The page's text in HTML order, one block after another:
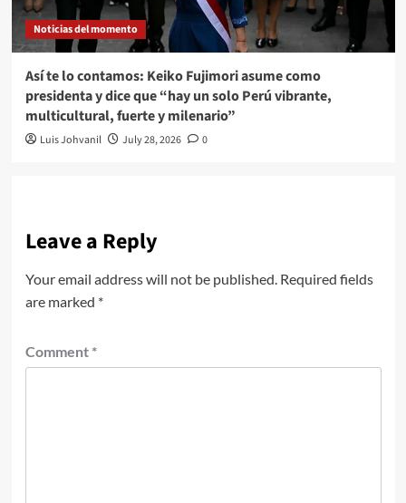
Noticias del momento
Así te lo contamos: Keiko Fujimori asume como
presidenta y dice que “hay un solo Perú vibrante,
multicultural, fuerte y milenario”
Luis Johvanil July 28, 2026 0
Leave a Reply
Your email address will not be published. Required fields
are marked *
Comment *